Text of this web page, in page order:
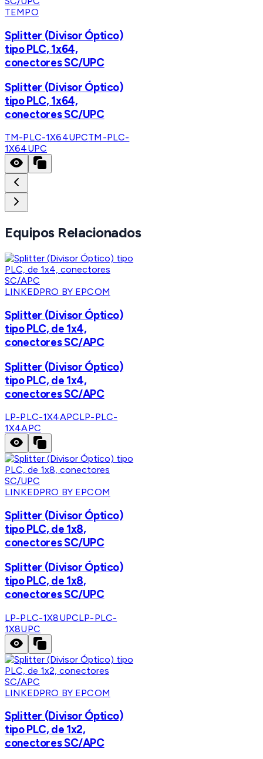
TEMPO
Splitter (Divisor Óptico)
tipo PLC, 1x64,
conectores SC/UPC
Splitter (Divisor Óptico)
tipo PLC, 1x64,
conectores SC/UPC
TM-PLC-1X64UPCTM-PLC-
1X64UPC
Equipos Relacionados
LINKEDPRO BY EPCOM
Splitter (Divisor Óptico)
tipo PLC, de 1x4,
conectores SC/APC
Splitter (Divisor Óptico)
tipo PLC, de 1x4,
conectores SC/APC
LP-PLC-1X4APCLP-PLC-
1X4APC
LINKEDPRO BY EPCOM
Splitter (Divisor Óptico)
tipo PLC, de 1x8,
conectores SC/UPC
Splitter (Divisor Óptico)
tipo PLC, de 1x8,
conectores SC/UPC
LP-PLC-1X8UPCLP-PLC-
1X8UPC
LINKEDPRO BY EPCOM
Splitter (Divisor Óptico)
tipo PLC, de 1x2,
conectores SC/APC